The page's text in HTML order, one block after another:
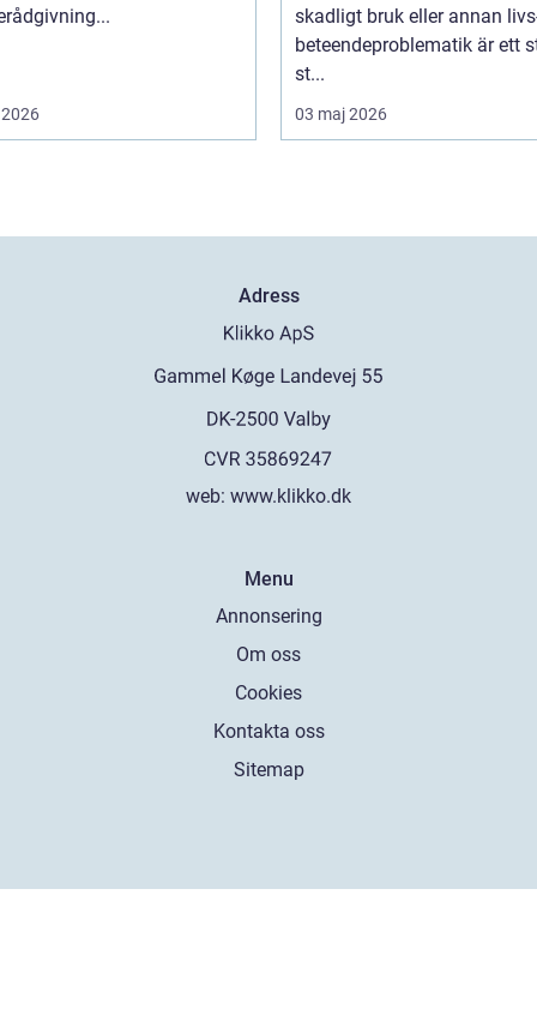
skadligt bruk eller annan
beteendeproblematik är ett
st...
03 maj 2026
Adress
web: www.klikko.dk
Menu
Annonsering
Om oss
Cookies
Kontakta oss
Sitemap